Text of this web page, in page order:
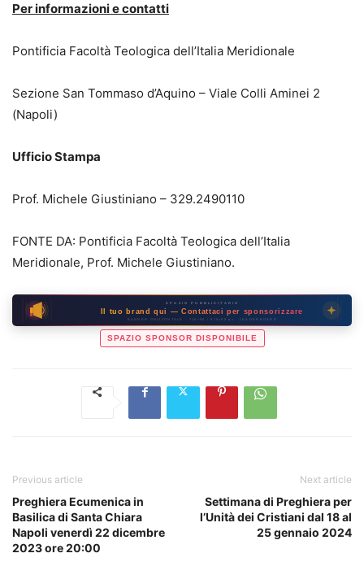
Per informazioni e contatti
Pontificia Facoltà Teologica dell’Italia Meridionale
Sezione San Tommaso d’Aquino – Viale Colli Aminei 2
(Napoli)
Ufficio Stampa
Prof. Michele Giustiniano – 329.2490110
FONTE DA: Pontificia Facoltà Teologica dell’Italia
Meridionale, Prof. Michele Giustiniano.
SPAZIO PUBBLICITARIO
Il tuo brand qui — Contattaci per sponsorizzare
BANNER ORIZZONTALE · 728×90 / 970×90 px · LEADERBOARD
SPAZIO SPONSOR DISPONIBILE
Previous article
Preghiera Ecumenica in
Basilica di Santa Chiara
Napoli venerdì 22 dicembre
2023 ore 20:00
Next article
Settimana di Preghiera per
l’Unità dei Cristiani dal 18 al
25 gennaio 2024